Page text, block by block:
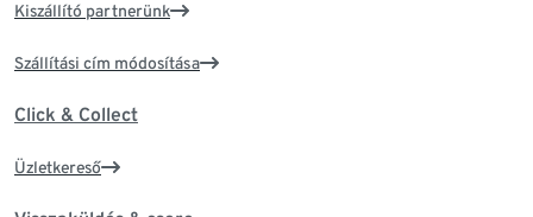
Kiszállító partnerünk
Szállítási cím módosítása
Click & Collect
Üzletkereső